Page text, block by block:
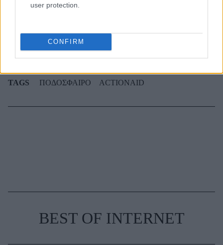
user protection.
CONFIRM
Οι μαμάκηδες του ζωδιακού: Αυτά τα ζώδια είναι
TAGS ΠΟΔΟΣΦΑΙΡΟ ACTIONAID
BEST OF INTERNET